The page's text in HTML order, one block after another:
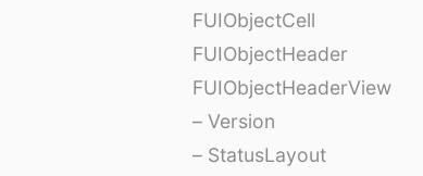
FUIObjectCell
FUIObjectHeader
FUIObjectHeaderView
– Version
– StatusLayout